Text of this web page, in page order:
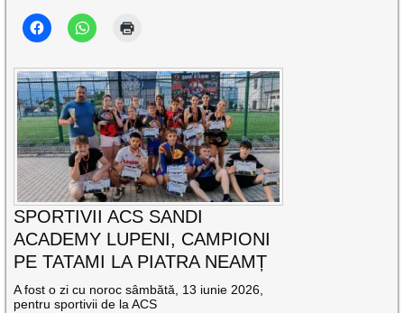
SPORTIVII ACS SANDI
ACADEMY LUPENI, CAMPIONI
PE TATAMI LA PIATRA NEAMȚ
A fost o zi cu noroc sâmbătă, 13 iunie 2026,
pentru sportivii de la ACS